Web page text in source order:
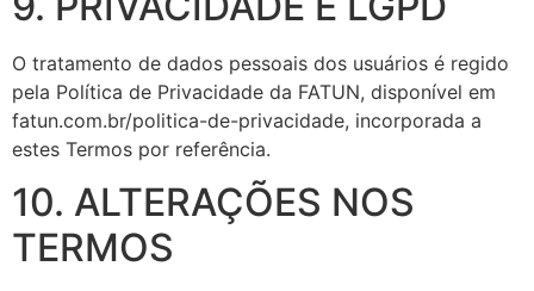
O tratamento de dados pessoais dos usuários é regido
pela Política de Privacidade da FATUN, disponível em
fatun.com.br/politica-de-privacidade, incorporada a
estes Termos por referência.
10. ALTERAÇÕES NOS
TERMOS